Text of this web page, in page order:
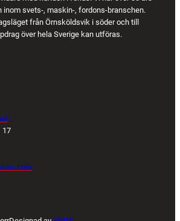
inom svets-, maskin-, fordons-branschen.
från Örnsköldsvik i söder och till
över hela Sverige kan utföras.
17